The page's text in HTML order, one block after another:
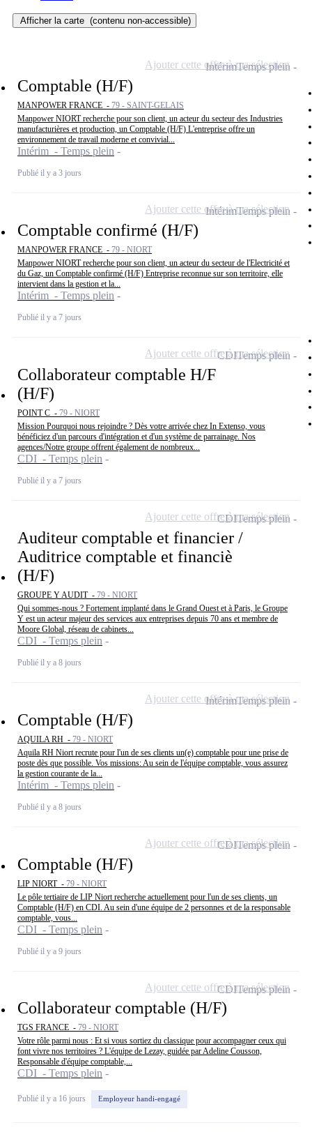
Afficher la carte (contenu non-accessible)
Comptable (H/F)
MANPOWER FRANCE - 79 - SAINT-GELAIS
Manpower NIORT recherche pour son client, un acteur du secteur des Industries
manufacturières et production, un Comptable (H/F) L'entreprise offre un
environnement de travail moderne et convivial...
Intérim - Temps plein
Publié il y a 3 jours
IntérimTemps plein
Ajouter cette offre à ma sélection
Comptable confirmé (H/F)
MANPOWER FRANCE - 79 - NIORT
Manpower NIORT recherche pour son client, un acteur du secteur de l'Electricité et
du Gaz, un Comptable confirmé (H/F) Entreprise reconnue sur son territoire, elle
intervient dans la gestion et la...
Intérim - Temps plein
Publié il y a 7 jours
IntérimTemps plein
Ajouter cette offre à ma sélection
Collaborateur comptable H/F
(H/F)
POINT C - 79 - NIORT
Mission Pourquoi nous rejoindre ? Dès votre arrivée chez In Extenso, vous
bénéficiez d'un parcours d'intégration et d'un système de parrainage. Nos
agences/Notre groupe offrent également de nombreux...
CDI - Temps plein
Publié il y a 7 jours
CDITemps plein
Ajouter cette offre à ma sélection
Auditeur comptable et financier /
Auditrice comptable et financiè
(H/F)
GROUPE Y AUDIT - 79 - NIORT
Qui sommes-nous ? Fortement implanté dans le Grand Ouest et à Paris, le Groupe
Y est un acteur majeur des services aux entreprises depuis 70 ans et membre de
Moore Global, réseau de cabinets...
CDI - Temps plein
Publié il y a 8 jours
CDITemps plein
Ajouter cette offre à ma sélection
Comptable (H/F)
AQUILA RH - 79 - NIORT
Aquila RH Niort recrute pour l'un de ses clients un(e) comptable pour une prise de
poste dès que possible. Vos missions: Au sein de l'équipe comptable, vous assurez
la gestion courante de la...
Intérim - Temps plein
Publié il y a 8 jours
IntérimTemps plein
Ajouter cette offre à ma sélection
Comptable (H/F)
LIP NIORT - 79 - NIORT
Le pôle tertiaire de LIP Niort recherche actuellement pour l'un de ses clients, un
Comptable (H/F) en CDI. Au sein d'une équipe de 2 personnes et de la responsable
comptable, vous...
CDI - Temps plein
Publié il y a 9 jours
CDITemps plein
Ajouter cette offre à ma sélection
Collaborateur comptable (H/F)
TGS FRANCE - 79 - NIORT
Votre rôle parmi nous : Et si vous sortiez du classique pour accompagner ceux qui
font vivre nos territoires ? L'équipe de Lezay, guidée par Adeline Cousson,
Responsable d'équipe comptable,...
CDI - Temps plein
Publié il y a 16 jours Employeur handi-engagé
CDITemps plein
Ajouter cette offre à ma sélection